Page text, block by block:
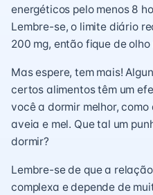
energéticos pelo menos 8
Lembre-se, o limite diário
200 mg, então fique de
Mas espere, tem mais!
certos alimentos têm um
você a dormir melhor,
aveia e mel. Que tal um
dormir?
Lembre-se de que a
complexa e depende de